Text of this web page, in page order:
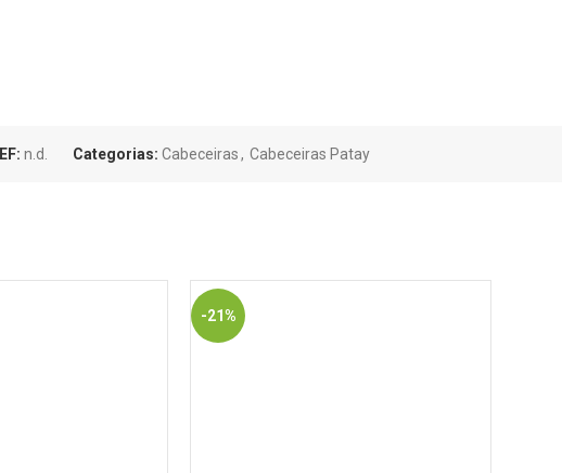
n.d. Categorias: Cabeceiras, Cabeceiras Patay
-21%